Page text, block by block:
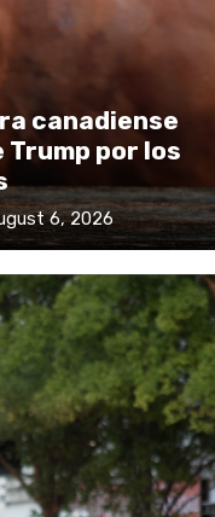
canadiense
por los
6, 2026